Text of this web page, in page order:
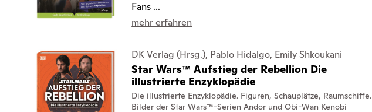
Fans ...
mehr erfahren
DK Verlag (Hrsg.), Pablo Hidalgo, Emily Shkoukani
Star Wars™ Aufstieg der Rebellion Die
illustrierte Enzyklopädie
Die illustrierte Enzyklopädie. Figuren, Schauplätze, Raumschiffe.
Bilder der Star Wars™-Serien Andor und Obi-Wan Kenobi